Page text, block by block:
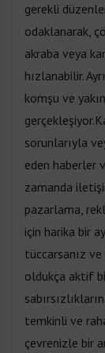
gerekli
odaklanarak,
akraba veya
hızlanabilir.
komşu ve
sorunlarıyla
eden haberler
zamanda
pazarlama,
için harika bir
tüccarsanız
oldukça aktif
temkinli ve
çevrenizle bir